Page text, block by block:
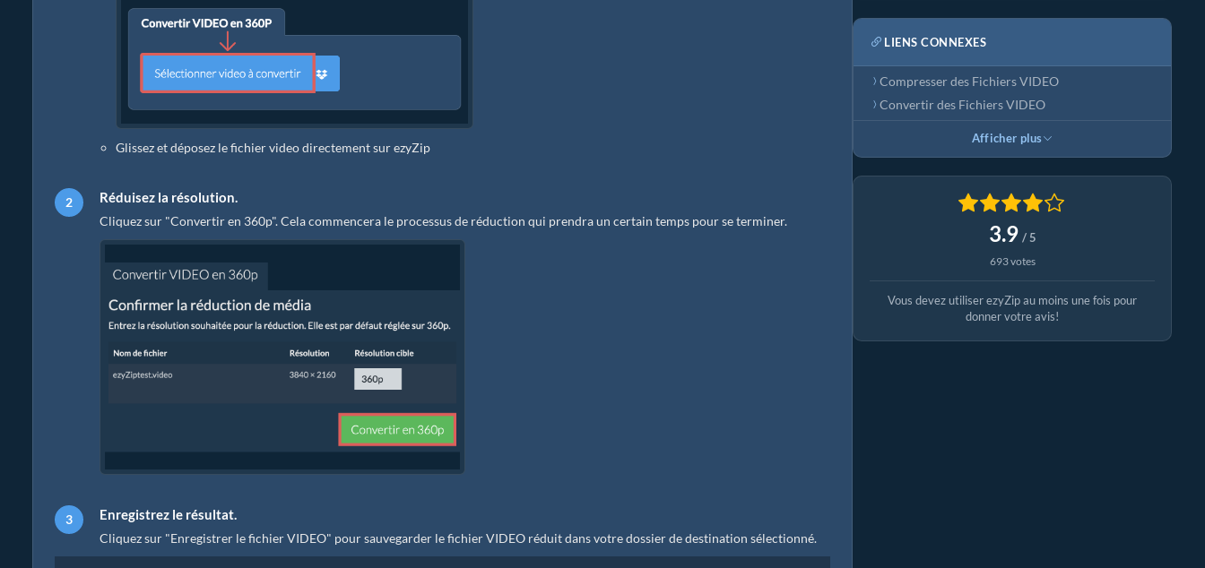
Glissez et déposez le fichier video directement sur ezyZip
Réduisez la résolution.
Cliquez sur "Convertir en 360p". Cela commencera le processus de réduction qui prendra un certain temps pour se terminer.
Enregistrez le résultat.
Cliquez sur "Enregistrer le fichier VIDEO" pour sauvegarder le fichier VIDEO réduit dans votre dossier de destination sélectionné.
LIENS CONNEXES
Compresser des Fichiers VIDEO
Convertir des Fichiers VIDEO
Afficher plus
3.9 / 5
693 votes
Vous devez utiliser ezyZip au moins une fois pour
donner votre avis!